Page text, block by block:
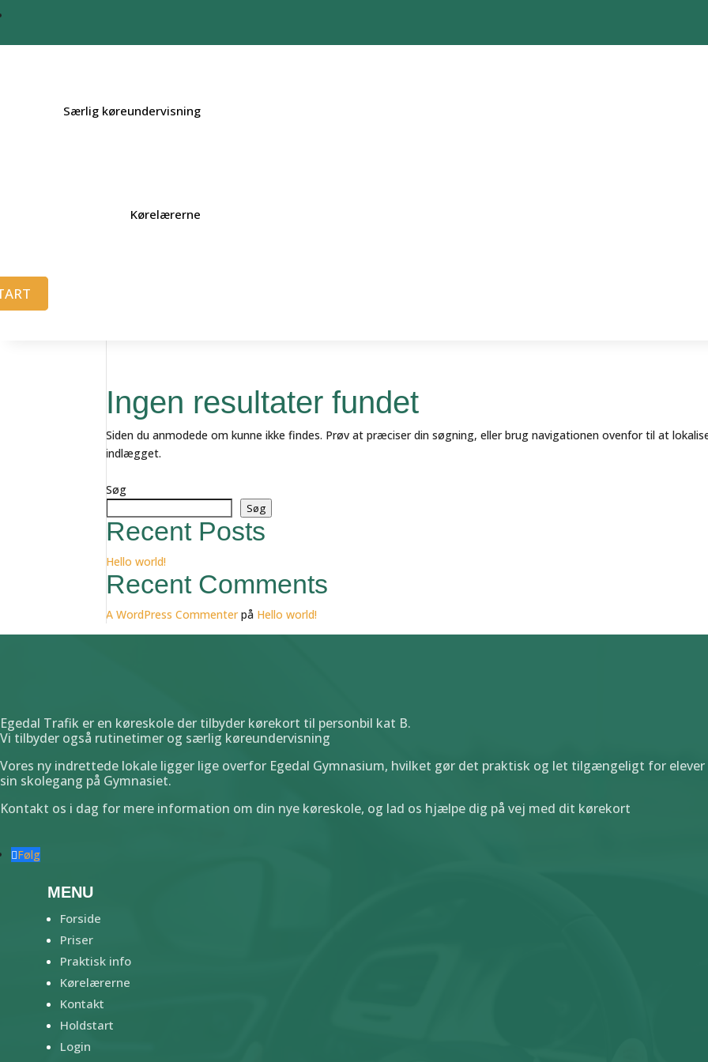
Særlig køreundervisning
Kørelærerne
Ingen resultater fundet
Siden du anmodede om kunne ikke findes. Prøv at præciser din søgning, eller brug navigationen ovenfor til at
indlægget.
Søg
Søg
Recent Posts
Hello world!
Recent Comments
A WordPress Commenterpå Hello world!
Egedal Trafik er en køreskole der tilbyder kørekort til personbil kat B.
Vi tilbyder også rutinetimer og særlig køreundervisning
Vores ny indrettede lokale ligger lige overfor Egedal Gymnasium, hvilket gør det praktisk og let tilgængeligt for
sin skolegang på Gymnasiet.
Kontakt os i dag for mere information om din nye køreskole, og lad os hjælpe dig på vej med dit kørekort
Følg
MENU
Forside
Priser
Praktisk info
Kørelærerne
Kontakt
Holdstart
Login